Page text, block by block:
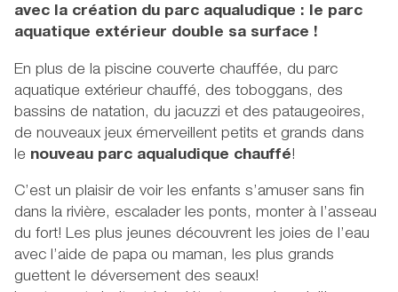
avec la création du parc aqualudique : le parc
aquatique extérieur double sa surface !
En plus de la piscine couverte chauffée, du parc
aquatique extérieur chauffé, des toboggans, des
bassins de natation, du jacuzzi et des pataugeoires,
de nouveaux jeux émerveillent petits et grands dans
le nouveau parc aqualudique chauffé!
C’est un plaisir de voir les enfants s’amuser sans fin
dans la rivière, escalader les ponts, monter à l’asseau
du fort! Les plus jeunes découvrent les joies de l’eau
avec l’aide de papa ou maman, les plus grands
guettent le déversement des seaux!